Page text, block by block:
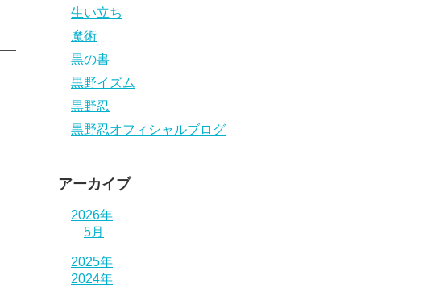
生い立ち
魔術
黒の書
黒野イズム
黒野忍
黒野忍オフィシャルブログ
アーカイブ
2026年
5月
2025年
2024年